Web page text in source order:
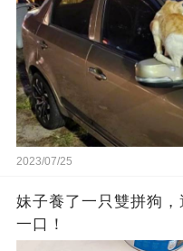
2023/07/25
妹子養了一只雙拼狗
一口！